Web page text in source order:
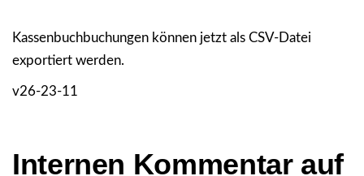
Kassenbuchbuchungen können jetzt als CSV-Datei
exportiert werden.
v26-23-11
Internen Kommentar auf